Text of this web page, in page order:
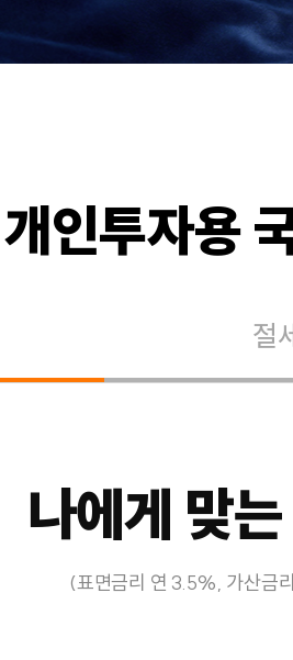
개인투자용
절
나에게 맞
(표면금리 연 3.5%, 가산금